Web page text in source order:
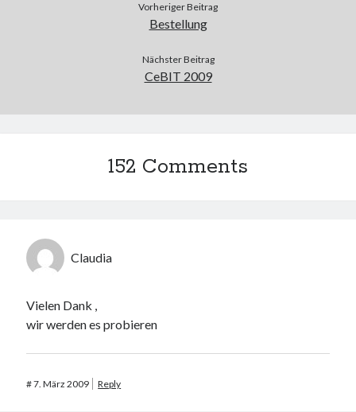
Vorheriger Beitrag
Bestellung
Nächster Beitrag
CeBIT 2009
152 Comments
Claudia
Vielen Dank ,
wir werden es probieren
#7. März 2009 Reply